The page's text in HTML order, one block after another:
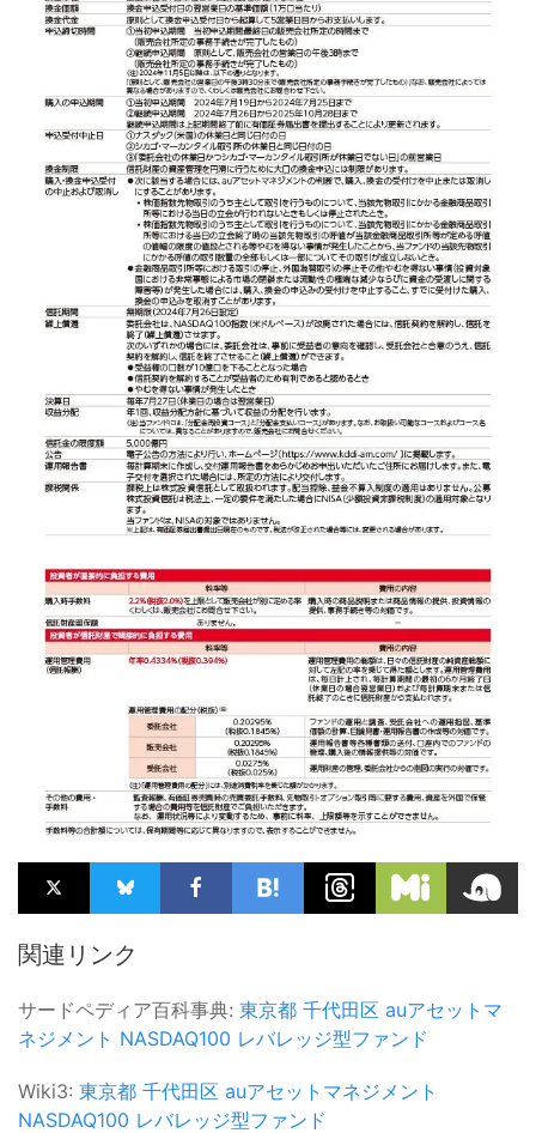
関連リンク
サードペディア百科事典: 東京都 千代田区 auアセットマ
ネジメント NASDAQ100 レバレッジ型ファンド
Wiki3: 東京都 千代田区 auアセットマネジメント
NASDAQ100 レバレッジ型ファンド